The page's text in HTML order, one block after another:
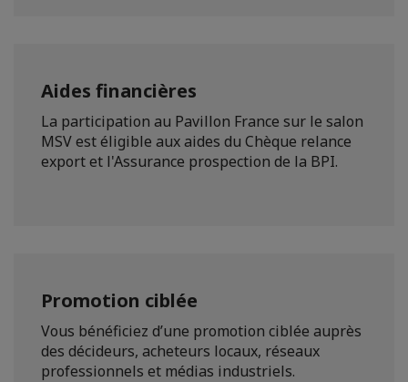
Aides financières
La participation au Pavillon France sur le salon
MSV est éligible aux aides du Chèque relance
export et l'Assurance prospection de la BPI.
Promotion ciblée
Vous bénéficiez d’une promotion ciblée auprès
des décideurs, acheteurs locaux, réseaux
professionnels et médias industriels.